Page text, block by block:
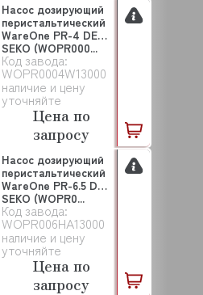
Код завода:
WOPR0004W13000
наличие и цену
уточняйте
Насос дозирующий
перистальтический
WareOne PR-4 DET
SEKO (WOPR000...
Цена по
запросу
Код завода:
WOPR006HA13000
наличие и цену
уточняйте
Насос дозирующий
перистальтический
WareOne PR-6.5 DET
SEKO (WOPR0...
Цена по
запросу